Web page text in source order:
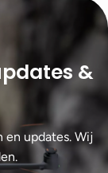
&
en updates. Wij